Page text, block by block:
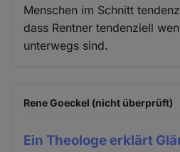
Menschen im Schnitt
dass Rentner tendenziell
unterwegs sind.
Rene Goeckel (nicht überprüft)
Ein Theologe erklärt